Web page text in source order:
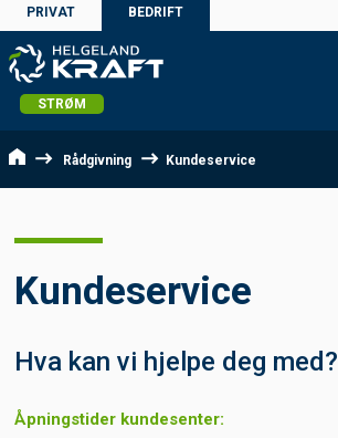
PRIVAT BEDRIFT
STRØM
Rådgivning Kundeservice
Kundeservice
Hva kan vi hjelpe deg med?
Åpningstider kundesenter: